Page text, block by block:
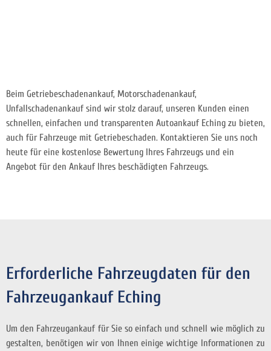
Beim Getriebeschadenankauf, Motorschadenankauf,
Unfallschadenankauf sind wir stolz darauf, unseren Kunden einen
schnellen, einfachen und transparenten Autoankauf Eching zu bieten,
auch für Fahrzeuge mit Getriebeschaden. Kontaktieren Sie uns noch
heute für eine kostenlose Bewertung Ihres Fahrzeugs und ein
Angebot für den Ankauf Ihres beschädigten Fahrzeugs.
Erforderliche Fahrzeugdaten für den
Fahrzeugankauf Eching
Um den Fahrzeugankauf für Sie so einfach und schnell wie möglich zu
gestalten, benötigen wir von Ihnen einige wichtige Informationen zu